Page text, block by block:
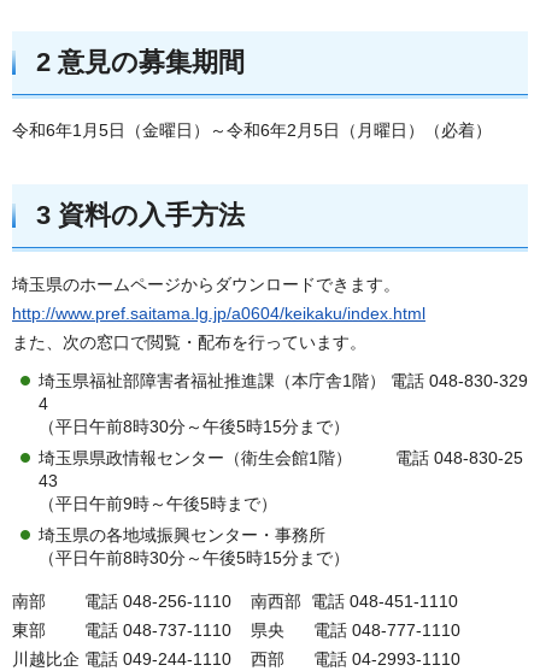
2 意見の募集期間
令和6年1月5日（金曜日）～令和6年2月5日（月曜日）（必着）
3 資料の入手方法
埼玉県のホームページからダウンロードできます。
http://www.pref.saitama.lg.jp/a0604/keikaku/index.html
また、次の窓口で閲覧・配布を行っています。
埼玉県福祉部障害者福祉推進課（本庁舎1階） 電話 048-830-329
4
（平日午前8時30分～午後5時15分まで）
埼玉県県政情報センター（衛生会館1階） 電話 048-830-25
43
（平日午前9時～午後5時まで）
埼玉県の各地域振興センター・事務所
（平日午前8時30分～午後5時15分まで）
南部 電話 048-256-1110 南西部 電話 048-451-1110
東部 電話 048-737-1110 県央 電話 048-777-1110
川越比企 電話 049-244-1110 西部 電話 04-2993-1110